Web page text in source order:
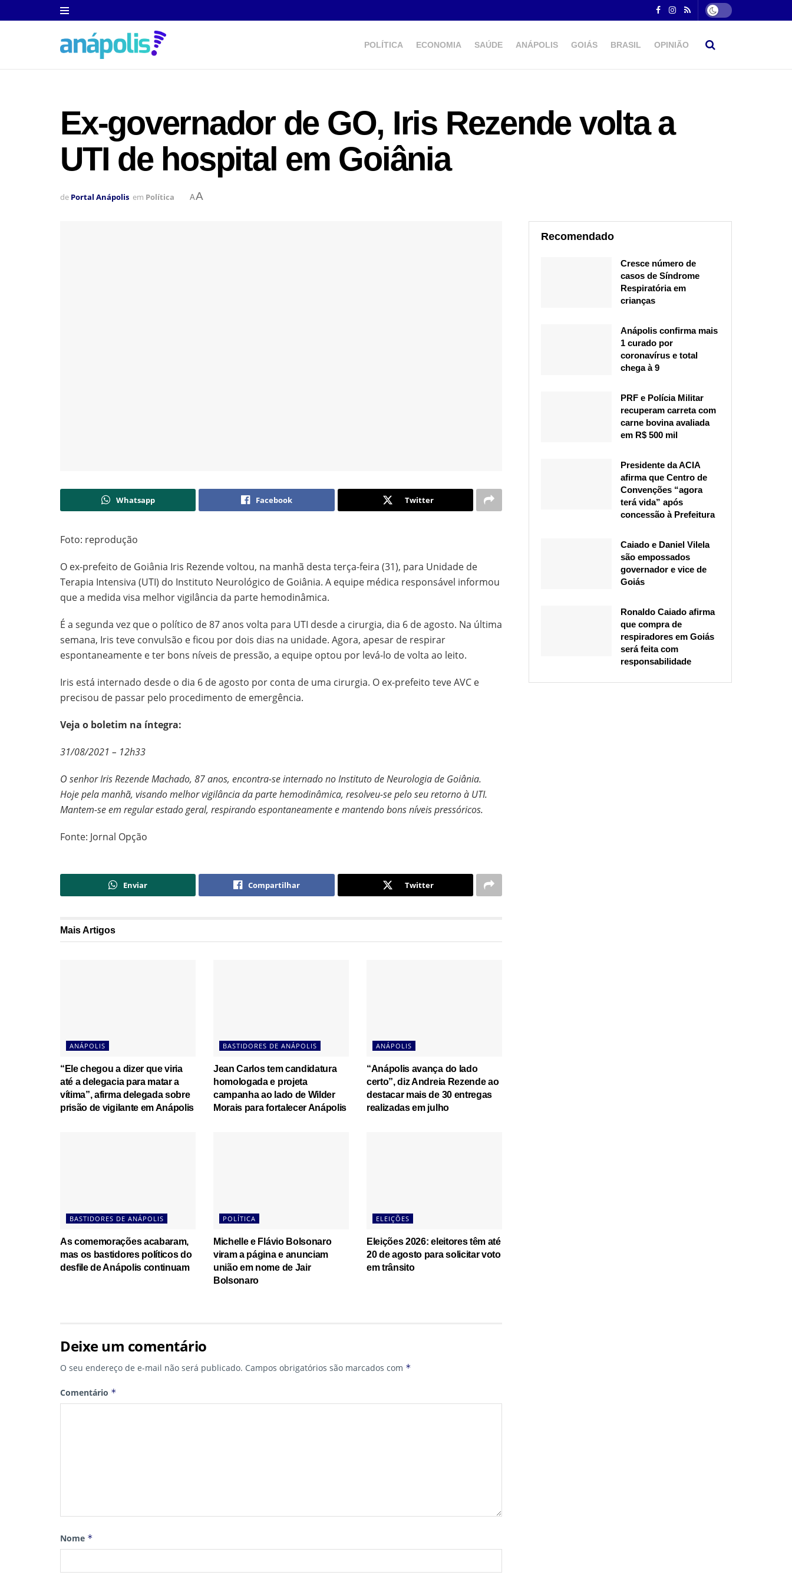
POLÍTICA ECONOMIA SAÚDE ANÁPOLIS GOIÁS BRASIL OPINIÃO
Ex-governador de GO, Iris Rezende volta a
UTI de hospital em Goiânia
de Portal Anápolis em Política AA
Whatsapp Facebook Twitter
Foto: reprodução
O ex-prefeito de Goiânia Iris Rezende voltou, na manhã desta terça-feira (31), para Unidade de
Terapia Intensiva (UTI) do Instituto Neurológico de Goiânia. A equipe médica responsável informou
que a medida visa melhor vigilância da parte hemodinâmica.
É a segunda vez que o político de 87 anos volta para UTI desde a cirurgia, dia 6 de agosto. Na última
semana, Iris teve convulsão e ficou por dois dias na unidade. Agora, apesar de respirar
espontaneamente e ter bons níveis de pressão, a equipe optou por levá-lo de volta ao leito.
Iris está internado desde o dia 6 de agosto por conta de uma cirurgia. O ex-prefeito teve AVC e
precisou de passar pelo procedimento de emergência.
Veja o boletim na íntegra:
31/08/2021 – 12h33
O senhor Iris Rezende Machado, 87 anos, encontra-se internado no Instituto de Neurologia de Goiânia.
Hoje pela manhã, visando melhor vigilância da parte hemodinâmica, resolveu-se pelo seu retorno à UTI.
Mantem-se em regular estado geral, respirando espontaneamente e mantendo bons níveis pressóricos.
Fonte: Jornal Opção
Enviar Compartilhar Twitter
MaisArtigos
ANÁPOLIS
“Ele chegou a dizer que viria
até a delegacia para matar a
vítima”, afirma delegada sobre
prisão de vigilante em Anápolis
BASTIDORES DE ANÁPOLIS
Jean Carlos tem candidatura
homologada e projeta
campanha ao lado de Wilder
Morais para fortalecer Anápolis
ANÁPOLIS
“Anápolis avança do lado
certo”, diz Andreia Rezende ao
destacar mais de 30 entregas
realizadas em julho
BASTIDORES DE ANÁPOLIS
As comemorações acabaram,
mas os bastidores políticos do
desfile de Anápolis continuam
POLÍTICA
Michelle e Flávio Bolsonaro
viram a página e anunciam
união em nome de Jair
Bolsonaro
ELEIÇÕES
Eleições 2026: eleitores têm até
20 de agosto para solicitar voto
em trânsito
Deixe um comentário
O seu endereço de e-mail não será publicado. Campos obrigatórios são marcados com *
Comentário *
Nome *
Recomendado
Cresce número de
casos de Síndrome
Respiratória em
crianças
Anápolis confirma mais
1 curado por
coronavírus e total
chega à 9
PRF e Polícia Militar
recuperam carreta com
carne bovina avaliada
em R$ 500 mil
Presidente da ACIA
afirma que Centro de
Convenções “agora
terá vida” após
concessão à Prefeitura
Caiado e Daniel Vilela
são empossados
governador e vice de
Goiás
Ronaldo Caiado afirma
que compra de
respiradores em Goiás
será feita com
responsabilidade